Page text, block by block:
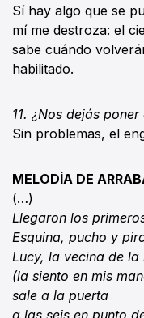
Sí hay algo que se
mí me destroza: el
sabe cuándo
habilitado.
11. ¿Nos dejás
Sin problemas, el
MELODÍA DE
(…)
Llegaron los
Esquina, pucho y
Lucy, la vecina de
(la siento en mis
sale a la puerta
a las seis en punto